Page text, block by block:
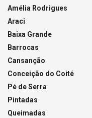
Amélia Rodrigues
Araci
Baixa Grande
Barrocas
Cansanção
Conceição do Coité
Pé de Serra
Pintadas
Queimadas